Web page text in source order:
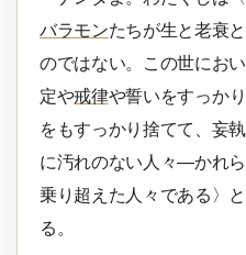
バラモンたちが生と老衰
のではない。この世にお
定や戒律や誓いをすっか
をもすっかり捨てて、妄
に汚れのない人々―かれ
乗り超えた人々である〉
る。